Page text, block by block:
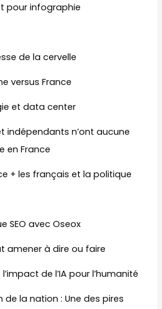
pour infographie
de la cervelle
versus France
et data center
indépendants n’ont aucune
en France
+ les français et la politique
SEO avec Oseox
amener à dire ou faire
de l’IA pour l’humanité
la nation : Une des pires